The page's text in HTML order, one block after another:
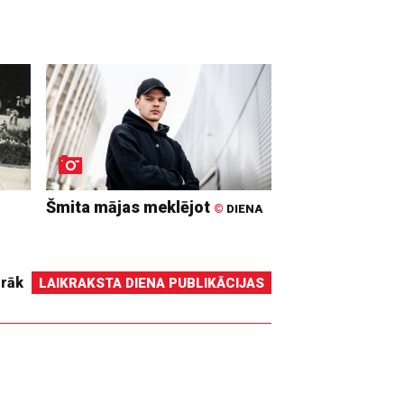
Šmita mājas meklējot © DIENA
LAIKRAKSTA DIENA PUBLIKĀCIJAS